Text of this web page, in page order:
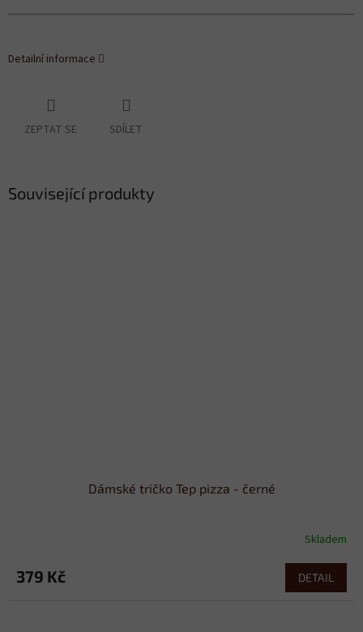
Detailní informace
ZEPTAT SE SDÍLET
Související produkty
Dámské tričko Tep pizza - černé
Skladem
379 Kč DETAIL